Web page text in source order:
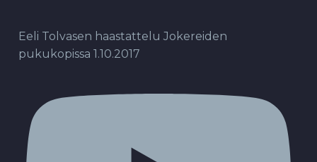
Eeli Tolvasen haastattelu Jokereiden
pukukopissa 1.10.2017